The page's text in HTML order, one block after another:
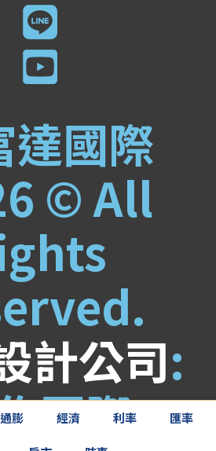
通膨 經濟 利率 匯率
達國際
© All
計公司:
國際